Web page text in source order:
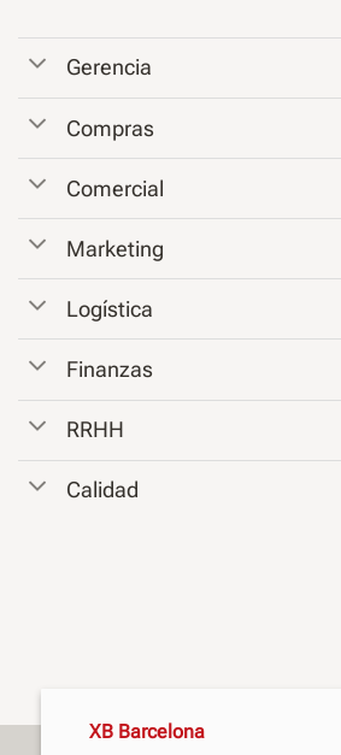
Gerencia
Compras
Comercial
Marketing
Logística
Finanzas
RRHH
Calidad
XB Barcelona